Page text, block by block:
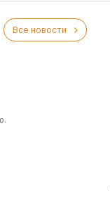
Все новости